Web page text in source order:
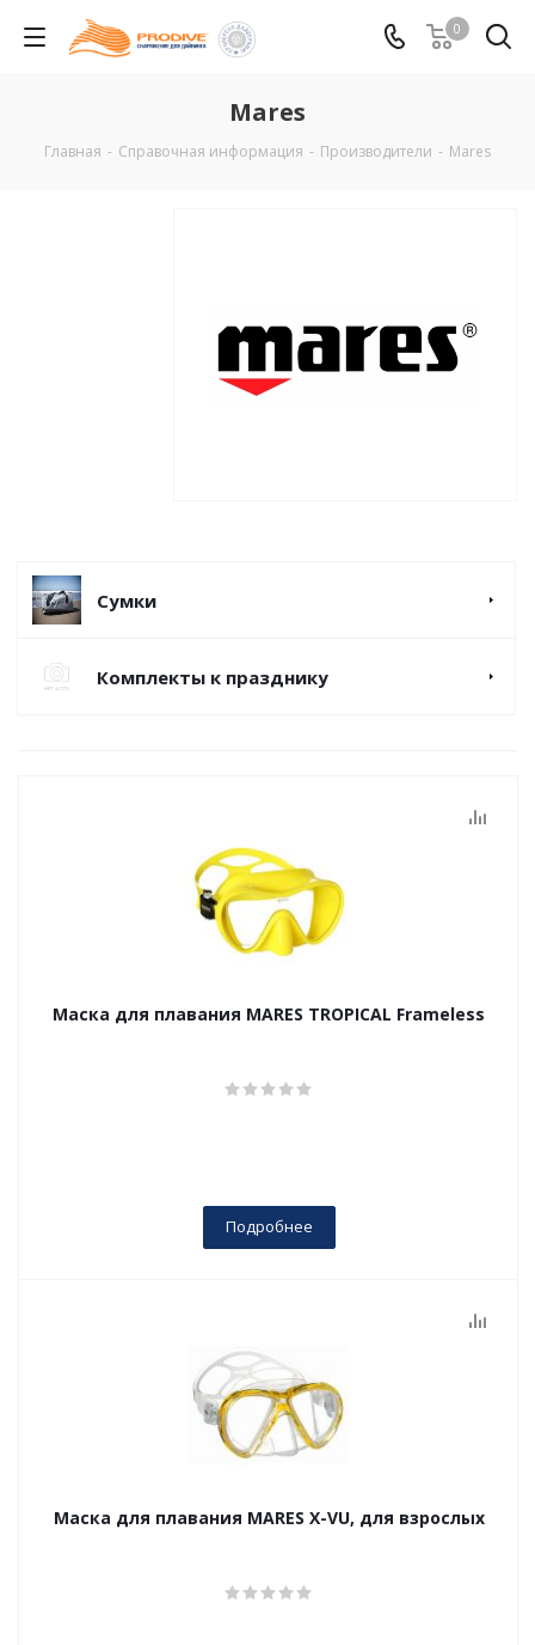
0
Mares
Главная - Справочная информация - Производители - Mares
Сумки
Комплекты к празднику
Маска для плавания MARES TROPICAL Frameless
Подробнее
Маска для плавания MARES X-VU, для взрослых